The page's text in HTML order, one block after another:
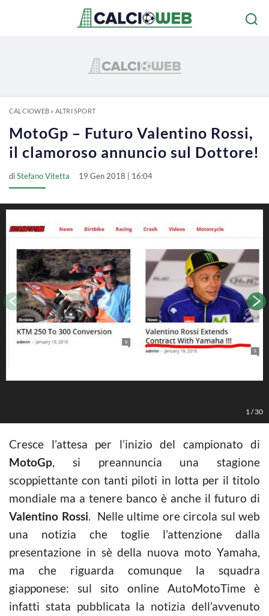
CALCIOWEB» ALTRI SPORT
MotoGp – Futuro Valentino Rossi,
il clamoroso annuncio sul Dottore!
diStefano Vitetta 19 Gen 2018 | 16:04
1 /30
Cresce l’attesa per l’inizio del campionato di
MotoGp, si preannuncia una stagione
scoppiettante con tanti piloti in lotta per il titolo
mondiale ma a tenere banco è anche il futuro di
Valentino Rossi. Nelle ultime ore circola sul web
una notizia che toglie l’attenzione dalla
presentazione in sè della nuova moto Yamaha,
ma che riguarda comunque la squadra
giapponese: sul sito online AutoMotoTime è
infatti stata pubblicata la notizia dell’avvenuto